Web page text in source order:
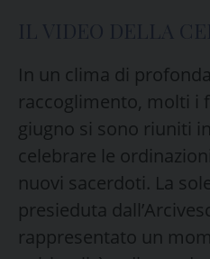
In un clima di
raccoglimento, molti i
giugno si sono riuniti
celebrare le
nuovi sacerdoti. La
presieduta
rappresentato un